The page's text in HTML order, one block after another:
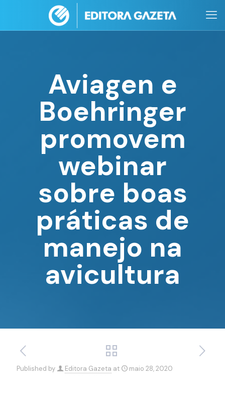
Aviagen e
Boehringer
promovem
webinar
sobre boas
práticas de
manejo na
avicultura
Published by Editora Gazeta at maio 28, 2020